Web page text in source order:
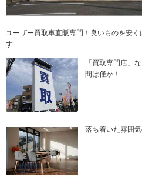
ユーザー買取車直販専門！良いものを安
す
「買取専門店」
間は僅か！
落ち着いた雰囲